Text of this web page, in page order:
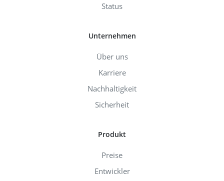
Status
Unternehmen
Über uns
Karriere
Nachhaltigkeit
Sicherheit
Produkt
Preise
Entwickler